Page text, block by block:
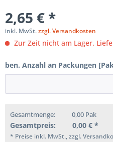
2,65 € *
inkl. MwSt.zzgl. Versandkosten
Zur Zeit nicht am Lager.
ben. Anzahl an Packungen
Gesamtmenge: 0,00 Pak
Gesamtpreis: 0,00 € *
* Preise inkl. MwSt., zzgl.